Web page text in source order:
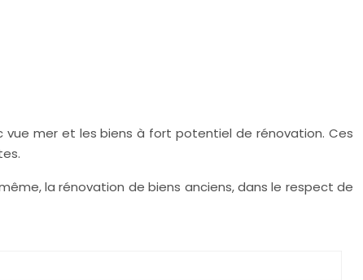
mer et les biens à fort potentiel de rénovation. Ces
la rénovation de biens anciens, dans le respect de